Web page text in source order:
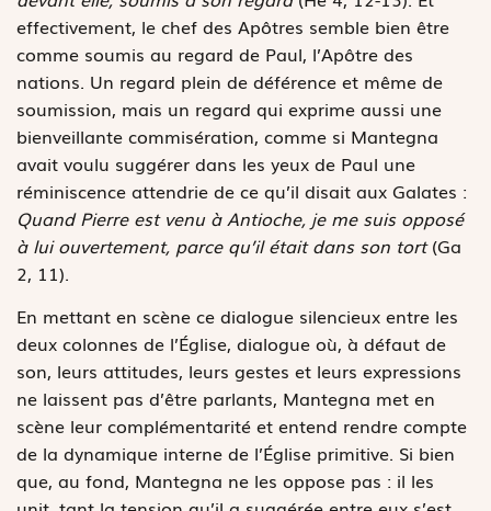
effectivement, le chef des Apôtres semble bien être
comme soumis au regard de Paul, l’Apôtre des
nations. Un regard plein de déférence et même de
soumission, mais un regard qui exprime aussi une
bienveillante commisération, comme si Mantegna
avait voulu suggérer dans les yeux de Paul une
réminiscence attendrie de ce qu’il disait aux Galates :
Quand Pierre est venu à Antioche, je me suis opposé
à lui ouvertement, parce qu’il était dans son tort(Ga
2, 11).
En mettant en scène ce dialogue silencieux entre les
deux colonnes de l’Église, dialogue où, à défaut de
son, leurs attitudes, leurs gestes et leurs expressions
ne laissent pas d’être parlants, Mantegna met en
scène leur complémentarité et entend rendre compte
de la dynamique interne de l’Église primitive. Si bien
que, au fond, Mantegna ne les oppose pas : il les